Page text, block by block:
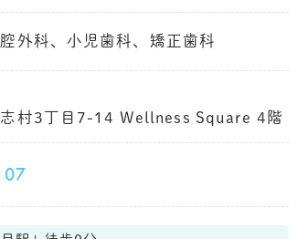
外科、小児歯科、矯正歯科
村3丁目7-14 Wellness Square 4階